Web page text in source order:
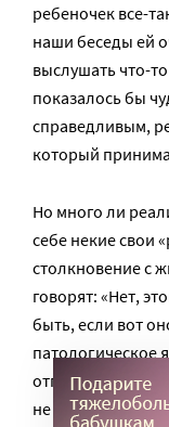
ребеночек все-
наши беседы ей
выслушать что-
показалось бы
справедливым,
который
Но много ли
себе некие свои
столкновение с
говорят: «Нет,
быть, если вот
патологическое
отгородиться:
не постигнет, я